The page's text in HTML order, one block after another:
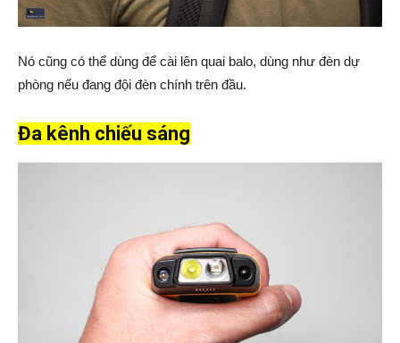
Nó cũng có thể dùng để cài lên quai balo, dùng như đèn dự
phòng nếu đang đội đèn chính trên đầu.
Đa kênh chiếu sáng